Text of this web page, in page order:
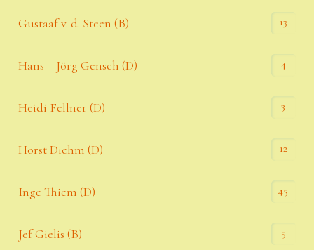
Gustaaf v. d. Steen (B) 13
Hans – Jörg Gensch (D) 4
Heidi Fellner (D) 3
Horst Diehm (D) 12
Inge Thiem (D) 45
Jef Gielis (B) 5